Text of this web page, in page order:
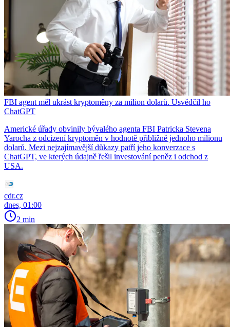
FBI agent měl ukrást kryptoměny za milion dolarů. Usvědčil ho
ChatGPT
Americké úřady obvinily bývalého agenta FBI Patricka Stevena
Yarocha z odcizení kryptoměn v hodnotě přibližně jednoho milionu
dolarů. Mezi nejzajímavější důkazy patří jeho konverzace s
ChatGPT, ve kterých údajně řešil investování peněz i odchod z
USA.
cdr.cz
dnes, 01:00
2 min